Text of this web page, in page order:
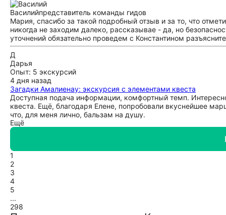
Василийпредставитель команды гидов
Мария, спасибо за такой подробный отзыв и за то, что
никогда не заходим далеко, рассказывае - да, но
уточнений обязательно проведем с Константином
Д
Дарья
Опыт: 5 экскурсий
4 дня назад
Загадки Амалиенау: экскурсия с элементами квеста
Доступная подача информации, комфортный темп.
квеста. Ещё, благодаря Елене, попробовали вкуснейшее
что, для меня лично, бальзам на душу.
Ещё
1
2
3
4
5
...
298